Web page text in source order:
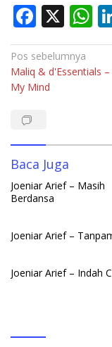
F
ac
e
b
k
X
h
at
s
p
Navigasi
pos
Pos sebelumnya
Maliq & d'Essentials
My Mind
Baca Juga
Joeniar Arief – Masih
Berdansa
Joeniar Arief –
Joeniar Arief – Indah